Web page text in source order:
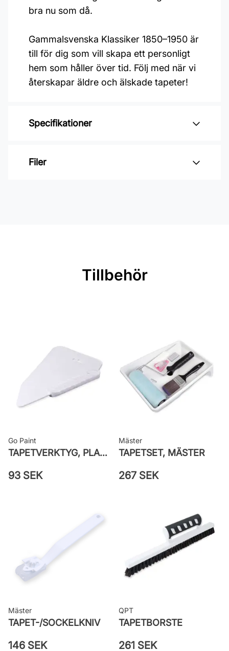
bra nu som då.
Gammalsvenska Klassiker 1850–1950 är
till för dig som vill skapa ett personligt
hem som håller över tid. Följ med när vi
återskapar äldre och älskade tapeter!
Specifikationer
Varumärke: Duro
Bredd: 0,53 m
väggen
Leverantörens artikelnummer: 525-
Filer
Tillbehör
Go Paint
TAPETVERKTYG, PLAST GO PAINT
93 SEK
Mäster
TAPETSET, MÄSTER
267 SEK
Mäster
TAPET-/SOCKELKNIV
146 SEK
QPT
TAPETBORSTE
261 SEK